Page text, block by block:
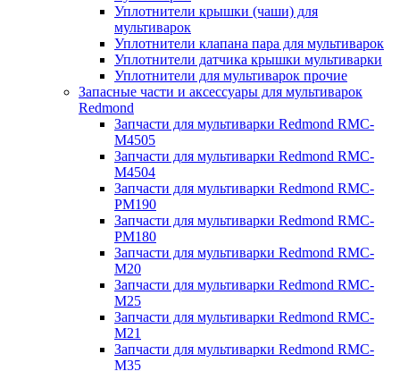
Уплотнители крышки (чаши) для
мультиварок
Уплотнители клапана пара для мультиварок
Уплотнители датчика крышки мультиварки
Уплотнители для мультиварок прочие
Запасные части и аксессуары для мультиварок
Redmond
Запчасти для мультиварки Redmond RMC-
M4505
Запчасти для мультиварки Redmond RMC-
M4504
Запчасти для мультиварки Redmond RMC-
PM190
Запчасти для мультиварки Redmond RMC-
PM180
Запчасти для мультиварки Redmond RMC-
M20
Запчасти для мультиварки Redmond RMC-
M25
Запчасти для мультиварки Redmond RMC-
M21
Запчасти для мультиварки Redmond RMC-
M35